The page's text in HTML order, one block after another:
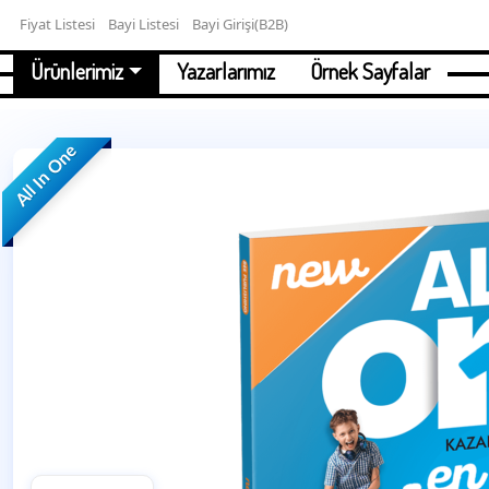
Fiyat Listesi Bayi Listesi Bayi Girişi(B2B)
Ürünlerimiz Yazarlarımız Örnek Sayfalar
All In One